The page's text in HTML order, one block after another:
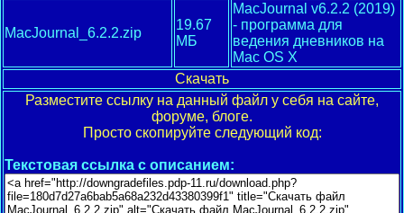
MacJournal_6.2.2.zip
19.67
МБ
MacJournal v6.2.2 (2019)
- программа для
ведения дневников на
Mac OS X
Скачать
Разместите ссылку на данный файл у себя на сайте,
форуме, блоге.
Просто скопируйте следующий код:
Текстовая ссылка с описанием: